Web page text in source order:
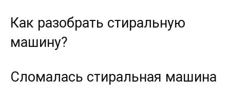
Как разобрать стиральную
машину?
Сломалась стиральная машина